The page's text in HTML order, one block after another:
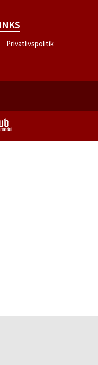
Privatlivspolitik